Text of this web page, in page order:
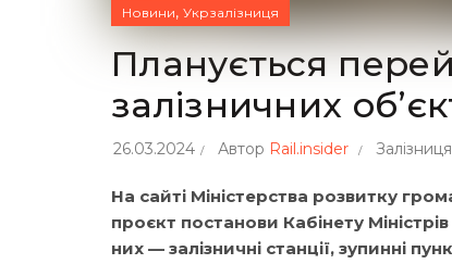
Новини, Укрзалізниця
Планується
залізничних
26.03.2024 Автор Rail.insider Залізниця
На сайті Міністерства розвитку
проєкт постанови Кабінету
них — залізничні станції, зупинні